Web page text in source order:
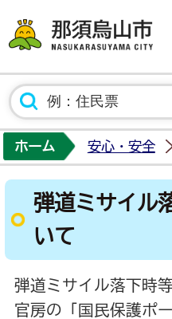
ホーム 安心・安全
弾道ミサイル
いて
弾道ミサイル落下時
官房の「国民保護ポ